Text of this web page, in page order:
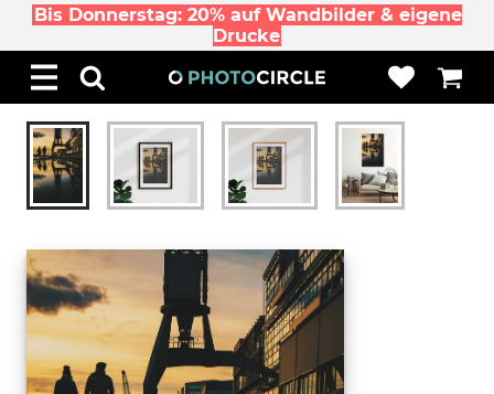
Bis Donnerstag: 20% auf Wandbilder & eigene
Drucke